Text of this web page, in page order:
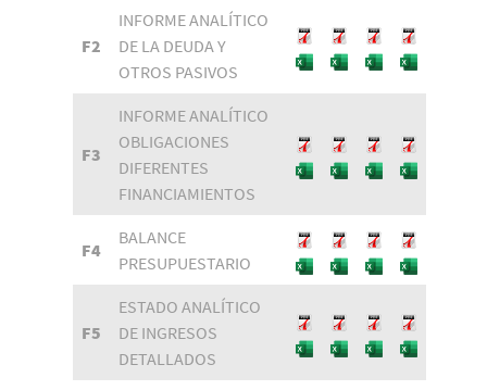
F2
INFORME ANALÍTICO
DE LA DEUDA Y
OTROS PASIVOS
F3
INFORME ANALÍTICO
OBLIGACIONES
DIFERENTES
FINANCIAMIENTOS
F4
BALANCE
PRESUPUESTARIO
F5
ESTADO ANALÍTICO
DE INGRESOS
DETALLADOS